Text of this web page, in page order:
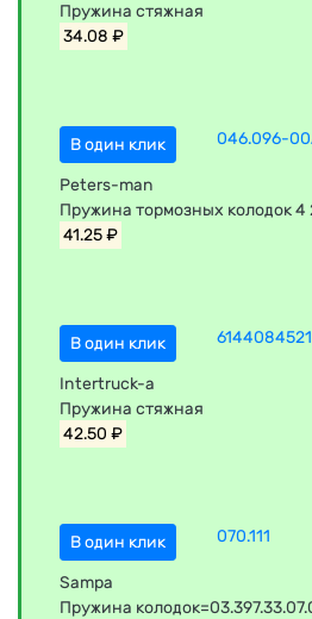
Пружина стяжная
34.08 ₽
В один клик 046.096-
Peters-man
Пружина тормозных колодок 4
41.25 ₽
В один клик 6144084521
Intertruck-a
Пружина стяжная
42.50 ₽
В один клик 070.111
Sampa
Пружина